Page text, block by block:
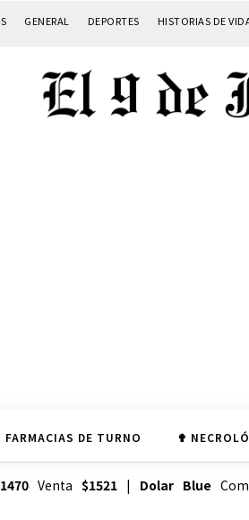
GENERAL DEPORTES HISTORIAS DE
FARMACIAS DE TURNO ✟
Venta $1521| Dolar Blue